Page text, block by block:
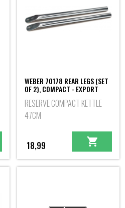
WEBER 70178 REAR LEGS (SET
OF 2), COMPACT - EXPORT
RESERVE COMPACT KETTLE
47CM
18,99